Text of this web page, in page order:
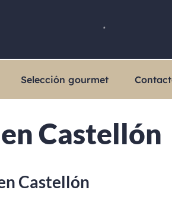
Selección gourmet
Castellón
Castellón